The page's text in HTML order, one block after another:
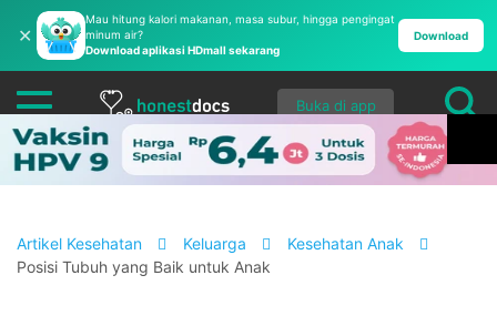
✕
Mau hitung kalori makanan, masa subur, hingga pengingat
minum air?
Download aplikasi HDmall sekarang
Download
Buka di app
Artikel Kesehatan Keluarga
Kesehatan Anak
Posisi Tubuh yang Baik untuk Anak